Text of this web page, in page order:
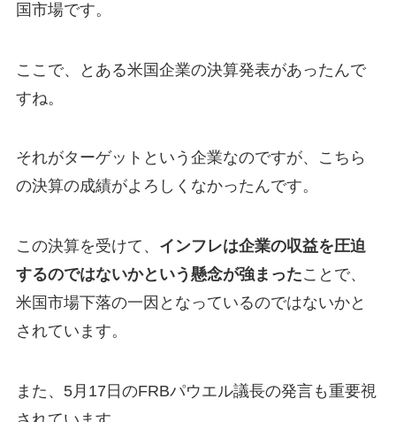
国市場です。
ここで、とある米国企業の決算発表があったんで
すね。
それがターゲットという企業なのですが、こちら
の決算の成績がよろしくなかったんです。
この決算を受けて、 インフレは企業の収益を圧迫
するのではないかという懸念が強まったことで、
米国市場下落の一因となっているのではないかと
されています。
また、5月17日のFRBパウエル議長の発言も重要視